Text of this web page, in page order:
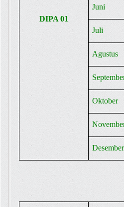
DIPA 01
Juni
Juli
Agustus
Oktober
Desember